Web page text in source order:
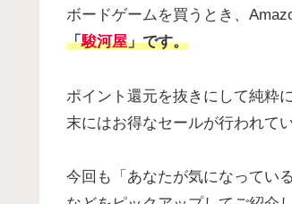
ボードゲームを買うとき、
「駿河屋」です。
ポイント還元を抜きにして純粋
末にはお得なセールが行われてい
今回も「あなたが気になってい